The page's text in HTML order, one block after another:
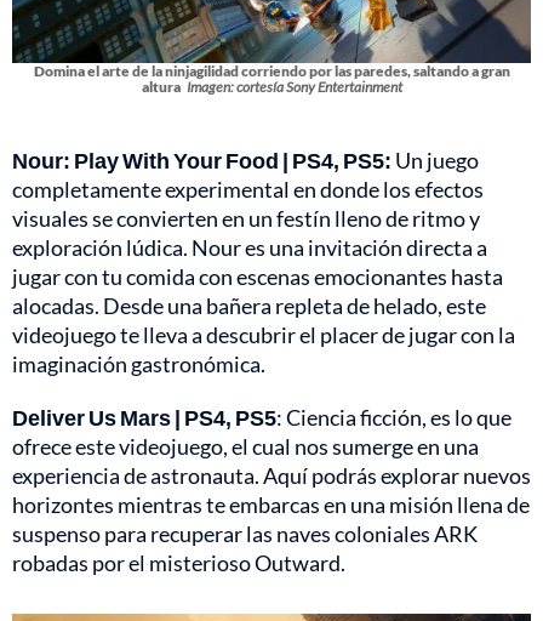
Domina el arte de la ninjagilidad corriendo por las paredes, saltando a gran
altura Imagen: cortesía Sony Entertainment
Nour: Play With Your Food | PS4, PS5: Un juego
completamente experimental en donde los efectos
visuales se convierten en un festín lleno de ritmo y
exploración lúdica. Nour es una invitación directa a
jugar con tu comida con escenas emocionantes hasta
alocadas. Desde una bañera repleta de helado, este
videojuego te lleva a descubrir el placer de jugar con la
imaginación gastronómica.
Deliver Us Mars | PS4, PS5: Ciencia ficción, es lo que
ofrece este videojuego, el cual nos sumerge en una
experiencia de astronauta. Aquí podrás explorar nuevos
horizontes mientras te embarcas en una misión llena de
suspenso para recuperar las naves coloniales ARK
robadas por el misterioso Outward.